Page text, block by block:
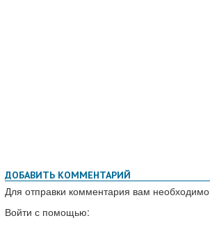
ДОБАВИТЬ КОММЕНТАРИЙ
Для отправки комментария вам необходимо
Войти с помощью: